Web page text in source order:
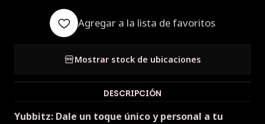
Agregar a la lista de favoritos
Mostrar stock de ubicaciones
DESCRIPCIÓN
Yubbitz: Dale un toque único y personal a tu